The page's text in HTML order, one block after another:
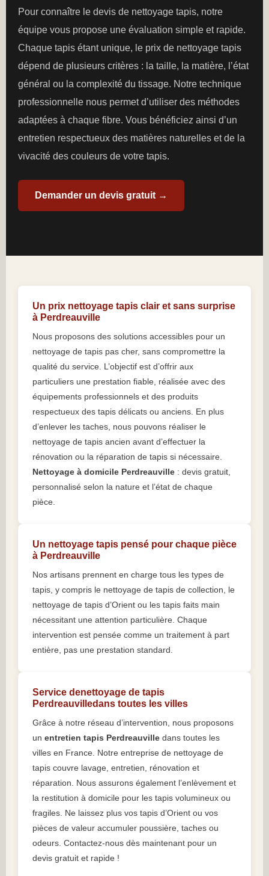
Pour connaître le devis de nettoyage tapis, notre
équipe vous propose une évaluation simple et rapide.
Chaque tapis étant unique, le prix de nettoyage tapis
dépend de plusieurs critères : la taille, la matière, l’état
général ou la complexité du tissage. Notre technique
professionnelle nous permet d’utiliser des méthodes
adaptées à chaque fibre. Vous bénéficiez ainsi d’un
entretien respectueux des matières naturelles et de la
vivacité des couleurs de votre tapis.
Demander un devis gratuit →
Un prix nettoyage tapis clair et sans surprise
à Perdreauville
Nous proposons des solutions accessibles pour un
nettoyage de tapis pas cher, sans compromettre la
qualité du service. L’objectif est d’offrir aux
particuliers une prestation fiable, réalisée avec des
équipements professionnels et des produits
respectueux des tapis délicats ou anciens. En plus
d’enlever les taches, nous pouvons réaliser le
nettoyage de tapis ancien avant d’effectuer la
rénovation ou la réparation de tapis si nécessaire.
Nettoyage à domicile Perdreauville : devis gratuit,
personnalisé selon la nature et l’état de chaque
pièce.
Un nettoyage tapis pensé pour chaque pièce
à Perdreauville
Nos artisans prennent en charge tous les types de
tapis, y compris le nettoyage de tapis de collection, le
nettoyage de tapis d’Orient ou les tapis faits main
nécessitant une attention particulière. Chaque
intervention est pensée comme un traitement à part
entière, pas une prestation standard.
Service denettoyage de tapis
Perdreauvilledans toutes les villes
Grâce à notre réseau d’intervention, nous proposons
un entretien tapis Perdreauville dans toutes les
villes en France. Notre entreprise de nettoyage de
tapis couvre lavage, entretien, rénovation et
réparation. Nous assurons également l’enlèvement et
la restitution à domicile pour les tapis volumineux ou
fragiles. Ne laissez plus vos tapis d’Orient ou vos
pièces de valeur accumuler poussière, taches ou
odeurs. Contactez-nous dès maintenant pour un
devis gratuit et rapide !